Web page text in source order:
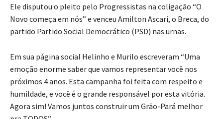
Ele disputou o pleito pelo Progressistas na coligação “O
Novo começa em nós” e venceu Amilton Ascari, o Breca, do
partido Partido Social Democrático (PSD) nas urnas.
Em sua página social Helinho e Murilo escreveram “Uma
emoção enorme saber que vamos representar você nos
próximos 4 anos. Esta campanha foi feita com respeito e
humildade, e você é o grande responsável por esta vitória.
Agora sim! Vamos juntos construir um Grão-Pará melhor